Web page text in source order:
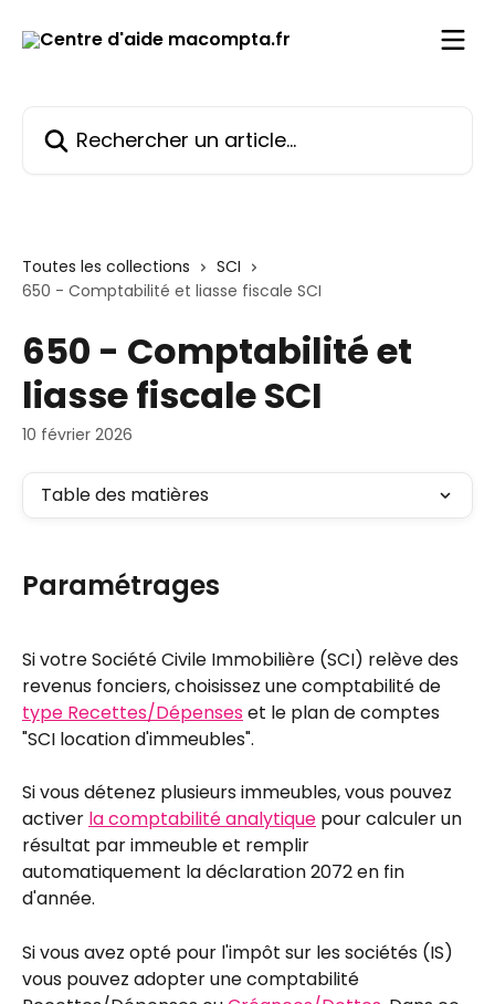
Toutes les collections
SCI
650 - Comptabilité et liasse fiscale SCI
650 - Comptabilité et
liasse fiscale SCI
10 février 2026
Table des matières
Paramétrages
Si votre Société Civile Immobilière (SCI) relève des
revenus fonciers, choisissez une comptabilité de
type Recettes/Dépenses et le plan de comptes
"SCI location d'immeubles".
Si vous détenez plusieurs immeubles, vous pouvez
activer la comptabilité analytique pour calculer un
résultat par immeuble et remplir
automatiquement la déclaration 2072 en fin
d'année.
Si vous avez opté pour l'impôt sur les sociétés (IS)
vous pouvez adopter une comptabilité